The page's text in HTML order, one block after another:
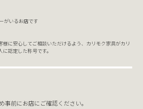
がいるお店です
様に安心してご相談いただけるよう、カリモク家具がカリ
認定した称号です。
前にお店にご確認ください。